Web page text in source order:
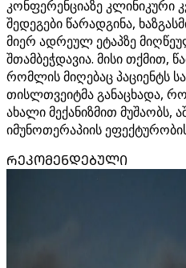
კონფერენციაზე კლინიკური
შედეგები წარადგინა,
მიერ ადრეულ ეტაპზე
შთამბეჭდავია. მისი თქმით,
რომლის მიღებაც პაციენტს
თისლთვეიტმა განაცხადა,
ახალი მექანიზმით მუშაობს,
იმუნოთერაპიის
ᲠᲔᲙᲝᲛᲔᲜᲓᲔᲑᲣᲚᲘ